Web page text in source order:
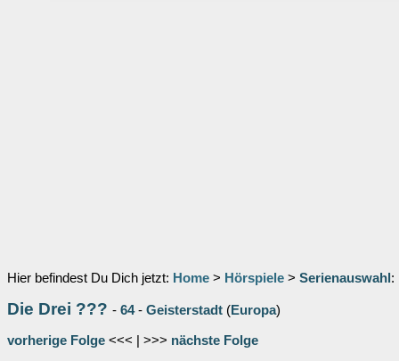
Hier befindest Du Dich jetzt: Home > Hörspiele > Serienauswahl :
Die Drei ??? - 64- Geisterstadt (Europa)
vorherige Folge <<< | >>> nächste Folge